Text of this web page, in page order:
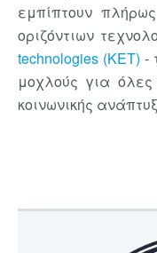
εμπίπτουν
οριζόντιων
technologies (KET) -
μοχλούς για όλες
κοινωνικής